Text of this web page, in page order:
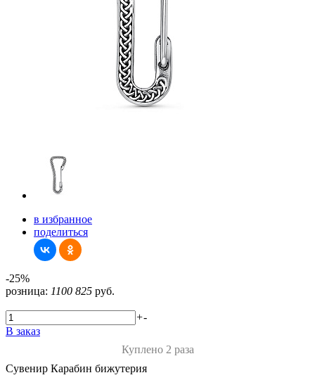
в избранное
поделиться
-25%
розница: 1100 825 руб.
+-
В заказ
Куплено 2 раза
Сувенир Карабин бижутерия